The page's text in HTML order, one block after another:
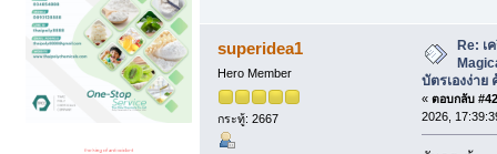
superidea1
Hero Member
กระทู้: 2667
Re: เ
บัตรเองง่าย
« ตอบกลับ
2026,